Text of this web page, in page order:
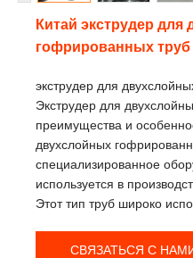
Китай экструдер
гофрированных труб
экструдер для
Экструдер для
преимущества и
двухслойных
специализированное
используется в
Этот тип труб широко
СВЯЗАТЬСЯ С